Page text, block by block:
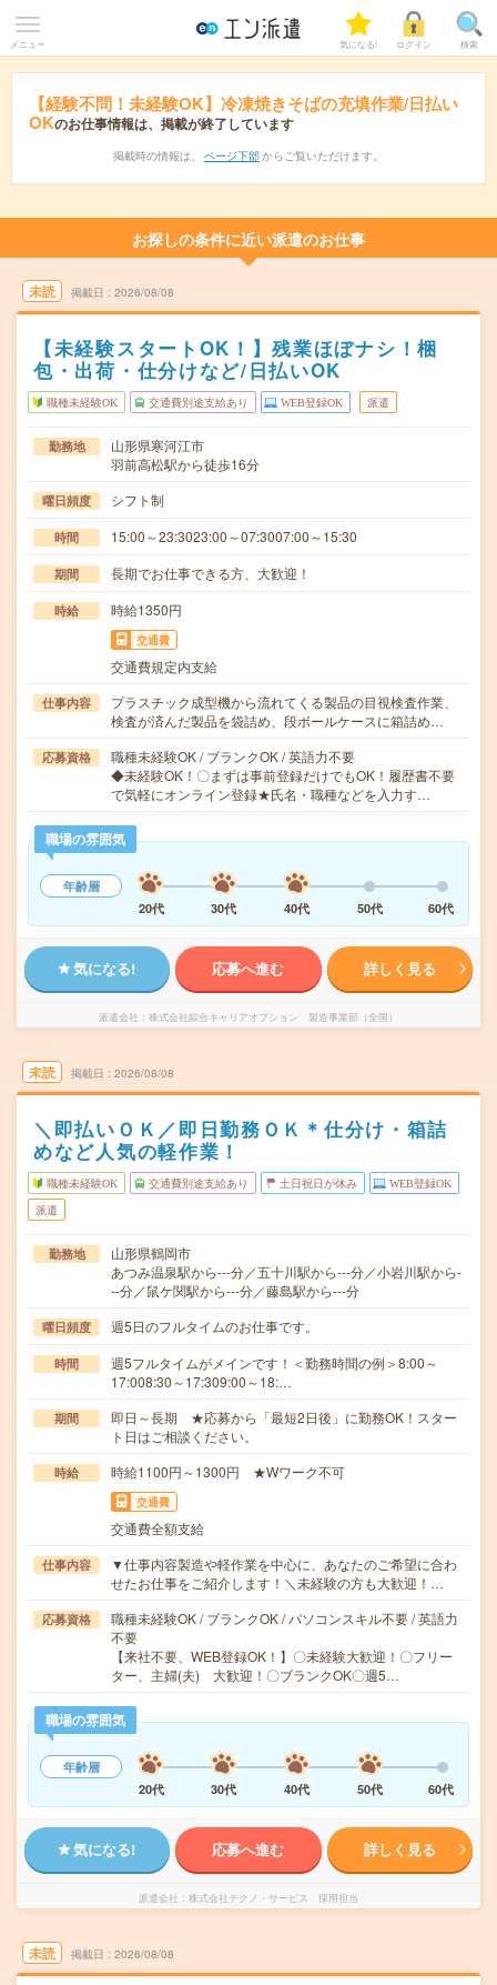
メニュー 気になる! ログイン 検索
【経験不問！未経験OK】冷凍焼きそばの充填作業/日払い
OKのお仕事情報は、掲載が終了しています
掲載時の情報は、 ページ下部 からご覧いただけます。
お探しの条件に近い派遣のお仕事
未読 掲載日 2026/08/08
【未経験スタートOK！】残業ほぼナシ！梱
包・出荷・仕分けなど/日払いOK
職種未経験OK 交通費別途支給あり WEB登録OK 派遣
勤務地
山形県寒河江市
羽前高松駅から徒歩16分
曜日頻度 シフト制
時間 15:00～23:3023:00～07:3007:00～15:30
期間 長期でお仕事できる方、大歓迎！
時給 時給1350円
交通費
交通費規定内支給
仕事内容
プラスチック成型機から流れてくる製品の目視検査作業、
検査が済んだ製品を袋詰め、段ボールケースに箱詰め…
応募資格
職種未経験OK / ブランクOK / 英語力不要
◆未経験OK！〇まずは事前登録だけでもOK！履歴書不要
で気軽にオンライン登録★氏名・職種などを入力す…
職場の雰囲気
年齢層
20代
30代 40代 50代 60代
気になる! 応募へ進む 詳しく見る
派遣会社 株式会社綜合キャリアオプション 製造事業部（全国）
未読 掲載日 2026/08/08
＼即払いＯＫ／即日勤務ＯＫ＊仕分け・箱詰
めなど人気の軽作業！
職種未経験OK 交通費別途支給あり 土日祝日が休み WEB登録OK
派遣
勤務地
山形県鶴岡市
あつみ温泉駅から---分／五十川駅から---分／小岩川駅から-
--分／鼠ケ関駅から---分／藤島駅から---分
曜日頻度 週5日のフルタイムのお仕事です。
時間
週5フルタイムがメインです！＜勤務時間の例＞8:00～
17:008:30～17:309:00～18:…
期間
即日～長期 ★応募から「最短2日後」に勤務OK！スター
ト日はご相談ください。
時給 時給1100円～1300円 ★Wワーク不可
交通費
交通費全額支給
仕事内容
▼仕事内容製造や軽作業を中心に、あなたのご希望に合わ
せたお仕事をご紹介します！＼未経験の方も大歓迎！…
応募資格
職種未経験OK / ブランクOK / パソコンスキル不要 / 英語力
不要
【来社不要、WEB登録OK！】〇未経験大歓迎！〇フリー
ター、主婦(夫) 大歓迎！〇ブランクOK〇週5…
職場の雰囲気
年齢層
20代
30代 40代 50代 60代
気になる! 応募へ進む 詳しく見る
派遣会社 株式会社テクノ・サービス 採用担当
未読 掲載日 2026/08/08